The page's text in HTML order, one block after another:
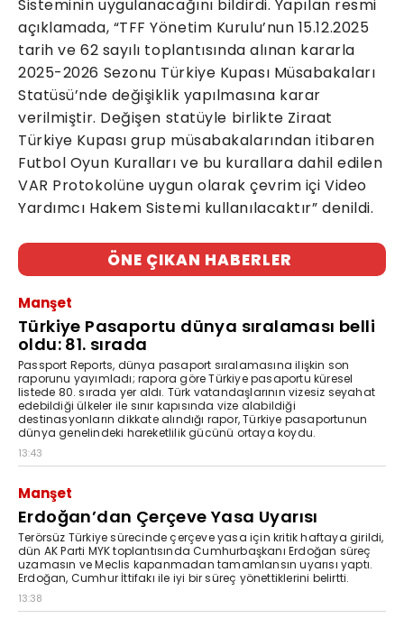
Sisteminin uygulanacağını bildirdi. Yapılan resmi
açıklamada, “TFF Yönetim Kurulu’nun 15.12.2025
tarih ve 62 sayılı toplantısında alınan kararla
2025-2026 Sezonu Türkiye Kupası Müsabakaları
Statüsü’nde değişiklik yapılmasına karar
verilmiştir. Değişen statüyle birlikte Ziraat
Türkiye Kupası grup müsabakalarından itibaren
Futbol Oyun Kuralları ve bu kurallara dahil edilen
VAR Protokolüne uygun olarak çevrim içi Video
Yardımcı Hakem Sistemi kullanılacaktır” denildi.
ÖNE ÇIKAN HABERLER
Manşet
Türkiye Pasaportu dünya sıralaması belli
oldu: 81. sırada
Passport Reports, dünya pasaport sıralamasına ilişkin son
raporunu yayımladı; rapora göre Türkiye pasaportu küresel
listede 80. sırada yer aldı. Türk vatandaşlarının vizesiz seyahat
edebildiği ülkeler ile sınır kapısında vize alabildiği
destinasyonların dikkate alındığı rapor, Türkiye pasaportunun
dünya genelindeki hareketlilik gücünü ortaya koydu.
13:43
Manşet
Erdoğan’dan Çerçeve Yasa Uyarısı
Terörsüz Türkiye sürecinde çerçeve yasa için kritik haftaya girildi,
dün AK Parti MYK toplantısında Cumhurbaşkanı Erdoğan süreç
uzamasın ve Meclis kapanmadan tamamlansın uyarısı yaptı.
Erdoğan, Cumhur İttifakı ile iyi bir süreç yönettiklerini belirtti.
13:38